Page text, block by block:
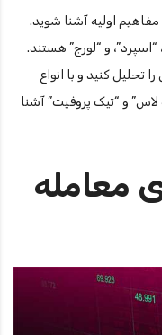
مفاهیم اولیه آشنا شوید.
و “لورج” هستند.
تحلیل کنید و با انواع
و “تیک پروفیت” آشنا
معامله